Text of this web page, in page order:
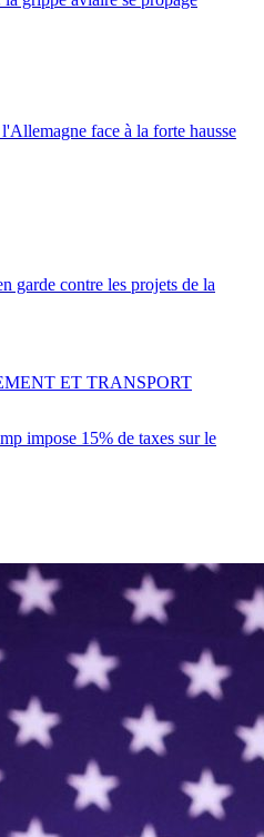
face à la forte hausse
garde contre les projets de la
impose 15% de taxes sur le
ET TRANSPORT